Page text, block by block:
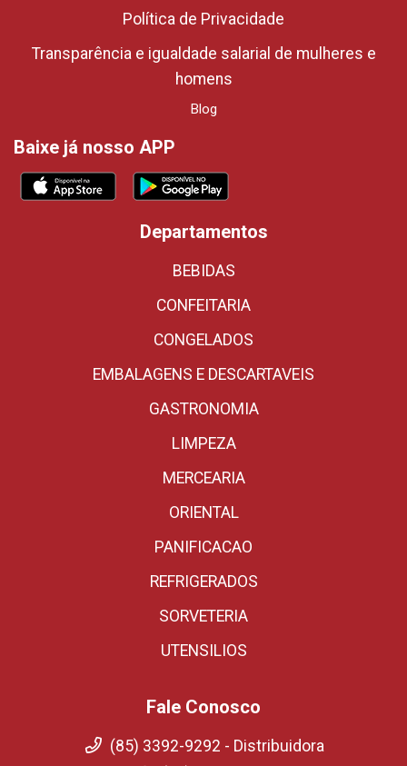
Política de Privacidade
Transparência e igualdade salarial de mulheres e
homens
Blog
Baixe já nosso APP
Departamentos
BEBIDAS
CONFEITARIA
CONGELADOS
EMBALAGENS E DESCARTAVEIS
GASTRONOMIA
LIMPEZA
MERCEARIA
ORIENTAL
PANIFICACAO
REFRIGERADOS
SORVETERIA
UTENSILIOS
Fale Conosco
(85) 3392-9292 - Distribuidora